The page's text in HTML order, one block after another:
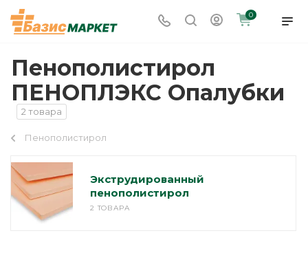
0
Пенополистирол
ПЕНОПЛЭКС Опалубки
2 товара
Пенополистирол
Экструдированный
пенополистирол
2 ТОВАРА